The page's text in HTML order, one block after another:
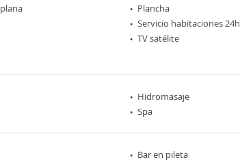
Plancha
Servicio habitaciones 24h
TV satélite
Hidromasaje
Spa
Bar en pileta